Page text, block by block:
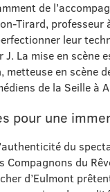
de
Tirard, professeur
leur
La mise en scène
metteuse en scène
de la Seille à
pour une
du
Compagnons du
d’Eulmont